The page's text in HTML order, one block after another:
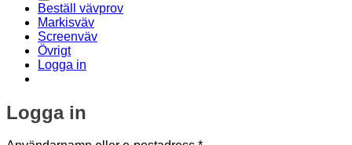
Beställ vävprov
Markisväv
Screenväv
Övrigt
Logga in
Logga in